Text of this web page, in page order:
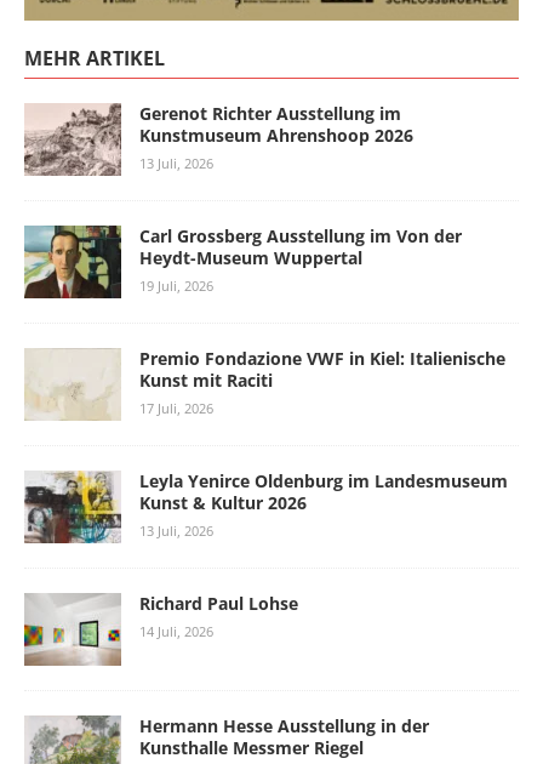
MEHR ARTIKEL
Gerenot Richter Ausstellung im
Kunstmuseum Ahrenshoop 2026
13 Juli, 2026
Carl Grossberg Ausstellung im Von der
Heydt-Museum Wuppertal
19 Juli, 2026
Premio Fondazione VWF in Kiel: Italienische
Kunst mit Raciti
17 Juli, 2026
Leyla Yenirce Oldenburg im Landesmuseum
Kunst & Kultur 2026
13 Juli, 2026
Richard Paul Lohse
14 Juli, 2026
Hermann Hesse Ausstellung in der
Kunsthalle Messmer Riegel